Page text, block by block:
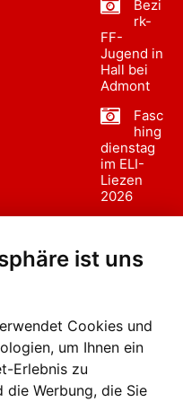
ist uns
Cookies und
um Ihnen ein
Erlebnis zu
die Werbung, die Sie
Bezi
rk-
FF-
Jugend in
Hall bei
Admont
Fasc
hing
dienstag
im ELI-
Liezen
2026
sumzug
Liezen